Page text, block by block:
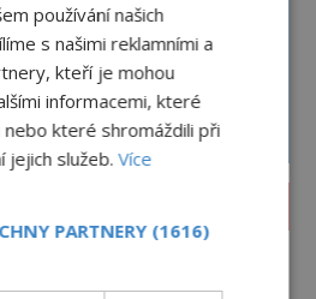
používání našich
s našimi reklamními a
kteří je mohou
informacemi, které
které shromáždili při
jejich služeb.Více
PARTNERY (1616)